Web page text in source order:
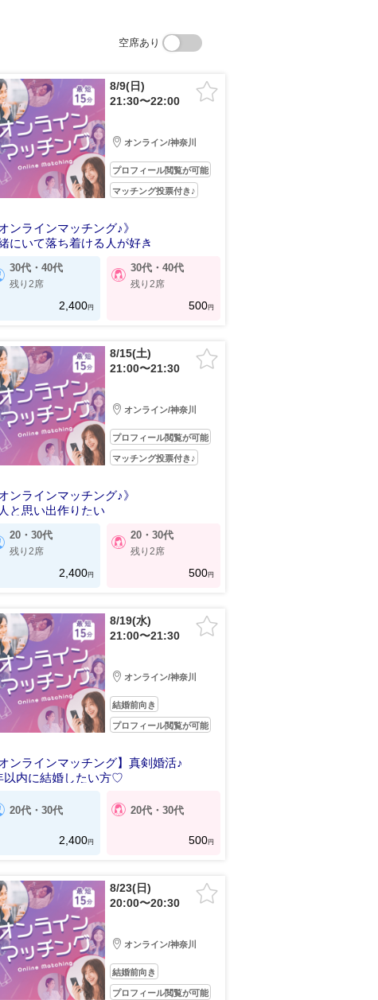
空席あり
8/9(日)
21:30〜22:00
オンライン/神奈川
プロフィール閲覧が可能
マッチング投票付き♪
オンラインマッチング♪》
にいて落ち着ける人が好き
30代・40代
残り2席
2,400円
30代・40代
残り2席
500円
8/15(土)
21:00〜21:30
オンライン/神奈川
プロフィール閲覧が可能
マッチング投票付き♪
オンラインマッチング♪》
と思い出作りたい
20・30代
残り2席
2,400円
20・30代
残り2席
500円
8/19(水)
21:00〜21:30
オンライン/神奈川
結婚前向き
プロフィール閲覧が可能
オンラインマッチング】真剣婚活♪
以内に結婚したい方♡
20代・30代
2,400円
20代・30代
500円
8/23(日)
20:00〜20:30
オンライン/神奈川
結婚前向き
プロフィール閲覧が可能